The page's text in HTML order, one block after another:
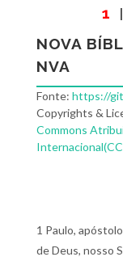
1
NOVA
NVA
Fonte: https://
Copyrights &
Commons
1 Paulo,
de Deus, nosso